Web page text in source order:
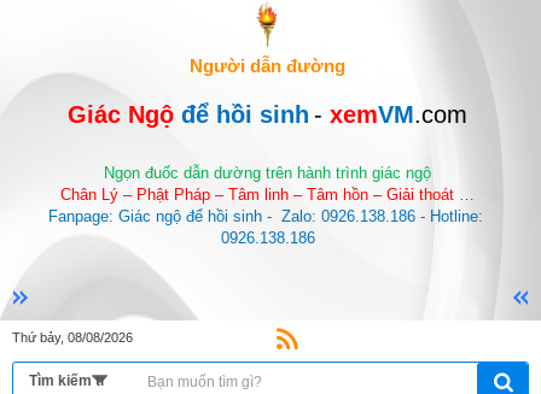
Người dẫn đường
Giác Ngộ để hồi sinh - xemVM.com
Ngọn đuốc dẫn dường trên hành trình giác ngộ
Chân Lý – Phật Pháp – Tâm linh – Tâm hồn – Giải thoát …
Fanpage: Giác ngộ để hồi sinh -  Zalo: 0926.138.186 - Hotline:
0926.138.186
Thứ bảy, 08/08/2026